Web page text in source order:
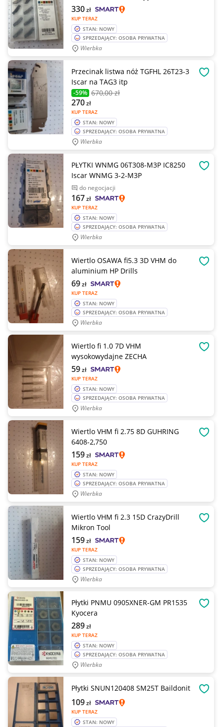
KUP TERAZ
330zł
STAN: NOWY
SPRZEDAJĄCY: OSOBA PRYWATNA
Wierbka
Przecinak listwa nóż TGFHL 26T23-3
Iscar na TAG3 itp
-59% 670,00 zł
KUP TERAZ
270zł
STAN: NOWY
SPRZEDAJĄCY: OSOBA PRYWATNA
Wierbka
PŁYTKI WNMG 06T308-M3P IC8250
Iscar WNMG 3-2-M3P
do negocjacji
KUP TERAZ
167zł
STAN: NOWY
SPRZEDAJĄCY: OSOBA PRYWATNA
Wierbka
Wiertlo OSAWA fi5.3 3D VHM do
aluminium HP Drills
KUP TERAZ
69zł
STAN: NOWY
SPRZEDAJĄCY: OSOBA PRYWATNA
Wierbka
Wiertlo fi 1.0 7D VHM
wysokowydajne ZECHA
KUP TERAZ
59zł
STAN: NOWY
SPRZEDAJĄCY: OSOBA PRYWATNA
Wierbka
Wiertlo VHM fi 2.75 8D GUHRING
6408-2,750
KUP TERAZ
159zł
STAN: NOWY
SPRZEDAJĄCY: OSOBA PRYWATNA
Wierbka
Wiertlo VHM fi 2.3 15D CrazyDrill
Mikron Tool
KUP TERAZ
159zł
STAN: NOWY
SPRZEDAJĄCY: OSOBA PRYWATNA
Wierbka
Płytki PNMU 0905XNER-GM PR1535
Kyocera
KUP TERAZ
289zł
STAN: NOWY
SPRZEDAJĄCY: OSOBA PRYWATNA
Wierbka
Płytki SNUN120408 SM25T Baildonit
KUP TERAZ
109zł
STAN: NOWY